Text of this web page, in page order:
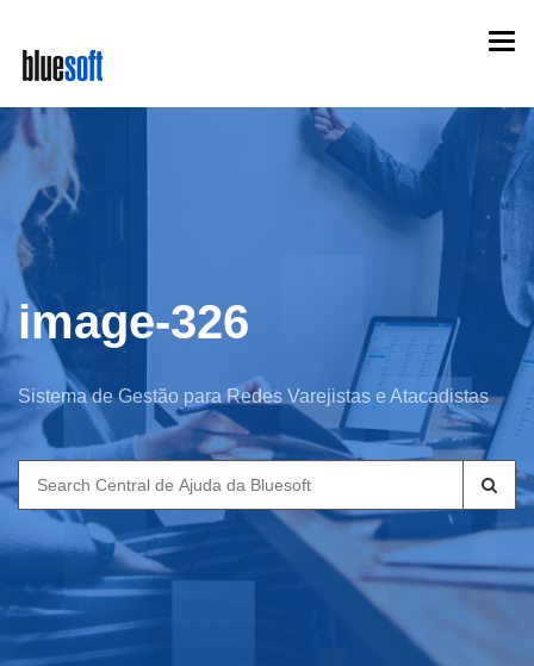
main
content
image-326
Sistema de Gestão para Redes Varejistas e Atacadistas
Search
for: